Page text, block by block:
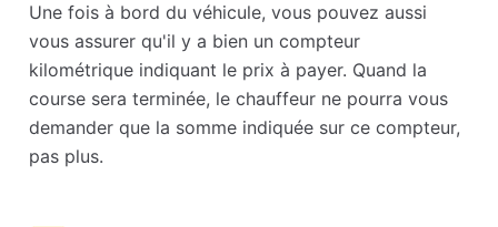
Une fois à bord du véhicule, vous pouvez aussi
vous assurer qu'il y a bien un compteur
kilométrique indiquant le prix à payer. Quand la
course sera terminée, le chauffeur ne pourra vous
demander que la somme indiquée sur ce compteur,
pas plus.